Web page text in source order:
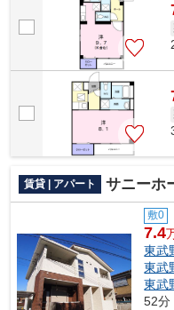
賃貸 | アパート サニーホ
敷0
7.4
東武
東武
東武
52分